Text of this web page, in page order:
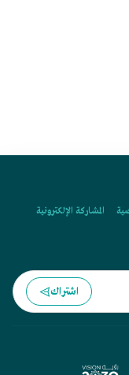
المشاركة الإلكترونية
اشتراك